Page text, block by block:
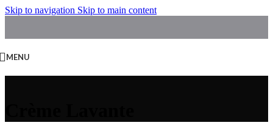
Skip to navigation Skip to main content
MENU